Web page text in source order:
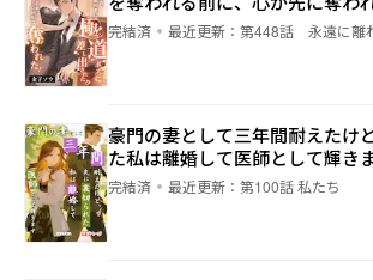
完結済 最近更新： 第448話 永遠に離
豪門の妻として三年間耐えたけ
た私は離婚して医師として輝き
完結済 最近更新： 第100話 私たち